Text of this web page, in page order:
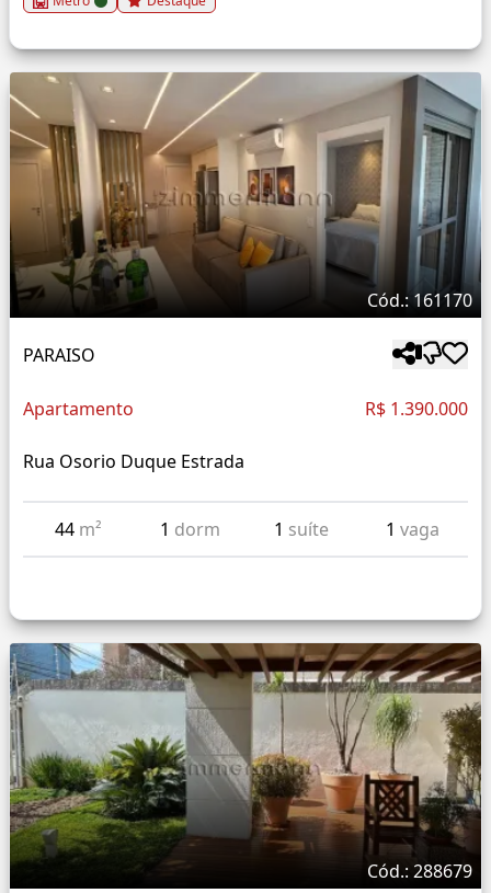
Cód.: 161170
PARAISO
Apartamento R$ 1.390.000
Rua Osorio Duque Estrada
44 m² 1 dorm 1 suíte 1 vaga
Cód.: 288679